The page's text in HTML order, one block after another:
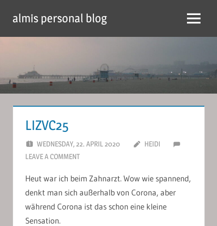
content
almis personal blog Menu
LIZVC25
WEDNESDAY, 22. APRIL 2020
HEIDI
LEAVE A COMMENT
Heut war ich beim Zahnarzt. Wow wie spannend,
denkt man sich außerhalb von Corona, aber
während Corona ist das schon eine kleine
Sensation.